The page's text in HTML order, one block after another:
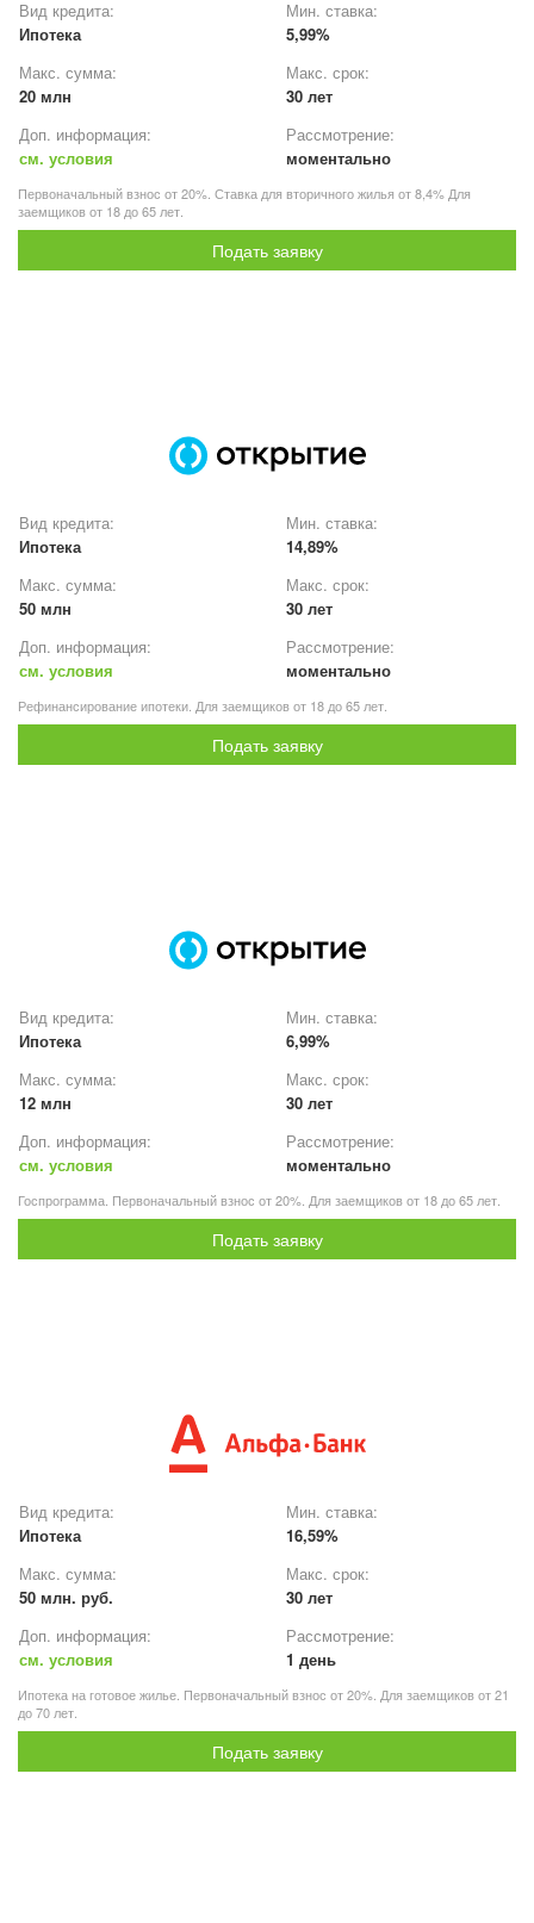
Вид кредита:
Ипотека
Мин. ставка:
5,99%
Макс. сумма:
20 млн
Макс. срок:
30 лет
Доп. информация:
см. условия
Рассмотрение:
моментально
Первоначальный взнос от 20%. Ставка для вторичного жилья от 8,4% Для
заемщиков от 18 до 65 лет.
Подать заявку
Вид кредита:
Ипотека
Мин. ставка:
14,89%
Макс. сумма:
50 млн
Макс. срок:
30 лет
Доп. информация:
см. условия
Рассмотрение:
моментально
Рефинансирование ипотеки. Для заемщиков от 18 до 65 лет.
Подать заявку
Вид кредита:
Ипотека
Мин. ставка:
6,99%
Макс. сумма:
12 млн
Макс. срок:
30 лет
Доп. информация:
см. условия
Рассмотрение:
моментально
Госпрограмма. Первоначальный взнос от 20%. Для заемщиков от 18 до 65 лет.
Подать заявку
Вид кредита:
Ипотека
Мин. ставка:
16,59%
Макс. сумма:
50 млн. руб.
Макс. срок:
30 лет
Доп. информация:
см. условия
Рассмотрение:
1 день
Ипотека на готовое жилье. Первоначальный взнос от 20%. Для заемщиков от 21
до 70 лет.
Подать заявку